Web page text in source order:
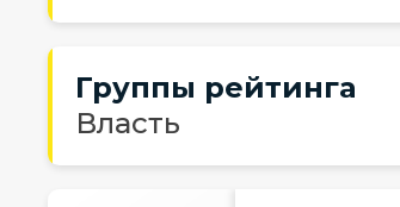
Группы рейтинга
Власть